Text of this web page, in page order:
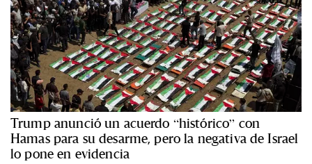
Trump anunció un acuerdo “histórico” con
Hamas para su desarme, pero la negativa de Israel
lo pone en evidencia